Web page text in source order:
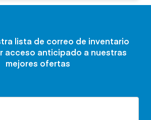
lista de correo de inventario
acceso anticipado a nuestras
mejores ofertas